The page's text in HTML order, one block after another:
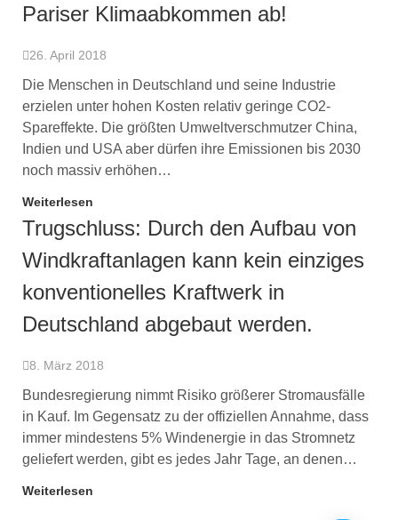
Pariser Klimaabkommen ab!
26. April 2018
Die Menschen in Deutschland und seine Industrie
erzielen unter hohen Kosten relativ geringe CO2-
Spareffekte. Die größten Umweltverschmutzer China,
Indien und USA aber dürfen ihre Emissionen bis 2030
noch massiv erhöhen…
Weiterlesen
Trugschluss: Durch den Aufbau von
Windkraftanlagen kann kein einziges
konventionelles Kraftwerk in
Deutschland abgebaut werden.
8. März 2018
Bundesregierung nimmt Risiko größerer Stromausfälle
in Kauf. Im Gegensatz zu der offiziellen Annahme, dass
immer mindestens 5% Windenergie in das Stromnetz
geliefert werden, gibt es jedes Jahr Tage, an denen…
Weiterlesen